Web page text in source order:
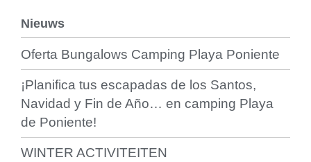
Nieuws
Oferta Bungalows Camping Playa Poniente
¡Planifica tus escapadas de los Santos,
Navidad y Fin de Año… en camping Playa
de Poniente!
WINTER ACTIVITEITEN